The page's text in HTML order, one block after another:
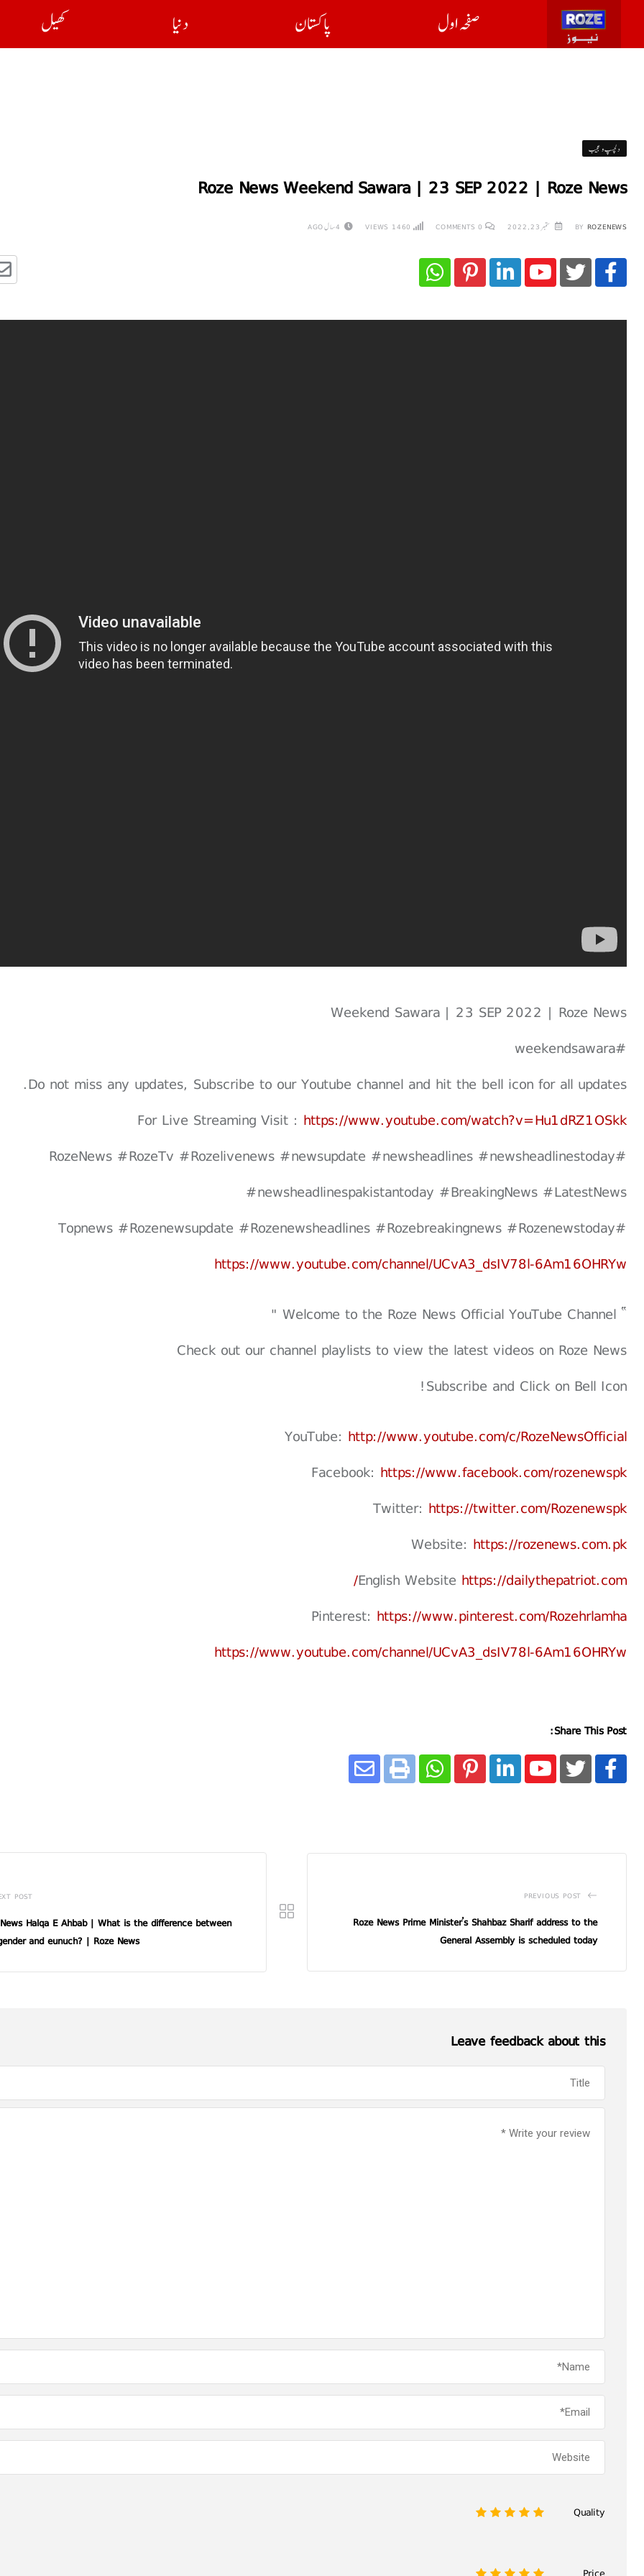
صفحہ اول پاکستان دنیا کھیل
دلچسپ و عجیب
Roze News Weekend Sawara | 23 SEP 2022 | Roze News
BY ROZENEWS ستمبر 23, 2022 0
COMMENTS
1460 4 سال AGO
Weekend Sawara | 23 SEP 2022 | Roze News
#weekendsawara
Do not miss any updates, Subscribe to our Youtube channel and hit the bell icon for all updates.
For Live Streaming Visit : https://www.youtube.com/watch?v=Hu1dRZ1OSkk
#RozeNews #RozeTv #Rozelivenews #newsupdate #newsheadlines #newsheadlinestoday
#newsheadlinespakistantoday #BreakingNews #LatestNews
#Topnews #Rozenewsupdate #Rozenewsheadlines #Rozebreakingnews #Rozenewstoday
https://www.youtube.com/channel/UCvA3_dsIV78l-6Am16OHRYw
” Welcome to the Roze News Official YouTube Channel "
Check out our channel playlists to view the latest videos on Roze News
Subscribe and Click on Bell Icon!
YouTube: http://www.youtube.com/c/RozeNewsOfficial
Facebook: https://www.facebook.com/rozenewspk
Twitter: https://twitter.com/Rozenewspk
Website: https://rozenews.com.pk
English Website https://dailythepatriot.com/
Pinterest: https://www.pinterest.com/Rozehrlamha
https://www.youtube.com/channel/UCvA3_dsIV78l-6Am16OHRYw
Share This Post:
PREVIOUS POST
Roze News Prime Minister’s Shahbaz Sharif address to the
General Assembly is scheduled today
POST
Halqa E Ahbab | What is the difference between
and eunuch? | Roze News
Leave feedback about this
Quality
5
4
3
2
5
4
3
2